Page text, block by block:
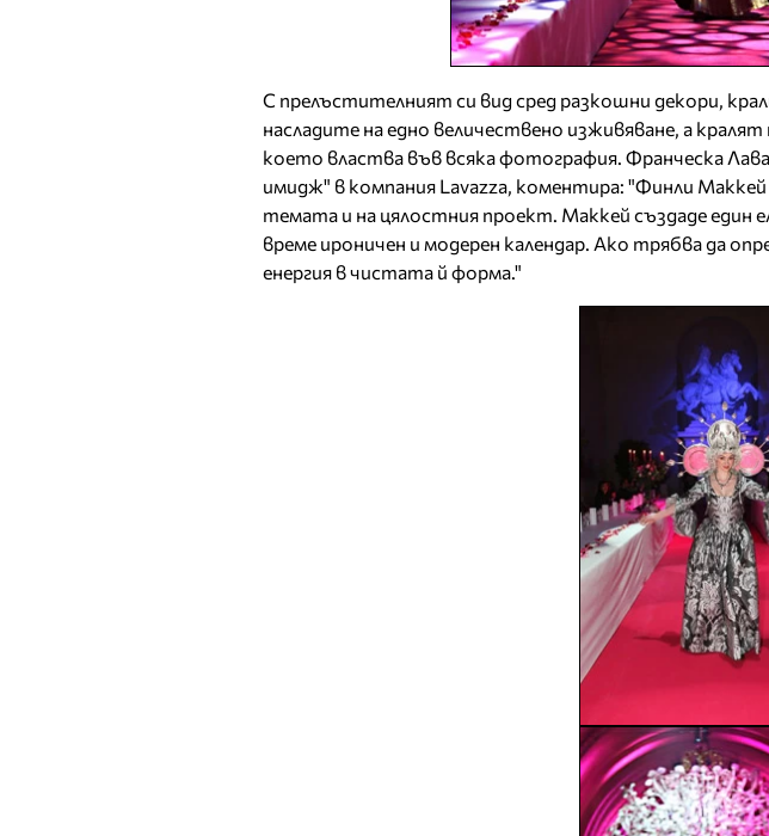
С прелъстителният си вид сред разкошни декори,
насладите на едно величествено изживяване, а
което властва във всяка фотография. Франческа
имидж" в компания Lavazza, коментира: "Финли
темата и на цялостния проект. Маккей създаде един
време ироничен и модерен календар. Ако трябва да
енергия в чистата й форма."